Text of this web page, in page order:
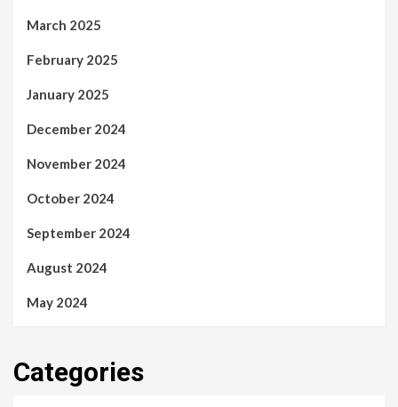
March 2025
February 2025
January 2025
December 2024
November 2024
October 2024
September 2024
August 2024
May 2024
Categories